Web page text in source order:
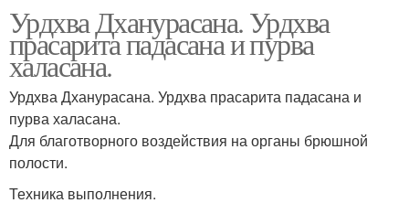
Урдхва Дханурасана. Урдхва
прасарита падасана и пурва
халасана.
Урдхва Дханурасана. Урдхва прасарита падасана и
пурва халасана.
Для благотворного воздействия на органы брюшной
полости.
Техника выполнения.